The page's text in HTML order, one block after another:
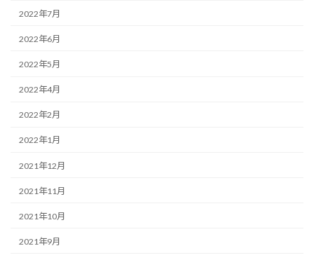
2022年7月
2022年6月
2022年5月
2022年4月
2022年2月
2022年1月
2021年12月
2021年11月
2021年10月
2021年9月